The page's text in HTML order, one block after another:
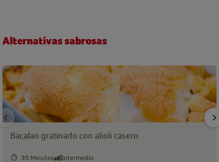
Alternativas sabrosas
Bacalao gratinado con alioli casero
30 Minutos Intermedio